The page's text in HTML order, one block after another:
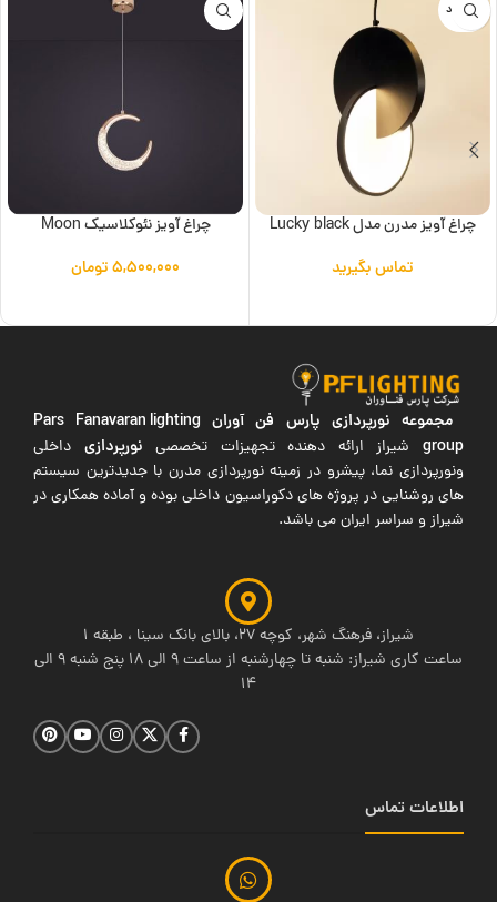
ناموجود
چراغ آویز مدرن مدل Lucky black
تماس بگیرید
چراغ آویز نئوکلاسیک Moon
۵,۵۰۰,۰۰۰تومان
مجموعه نورپردازی پارس فن آوران Pars Fanavaran lighting
groupشیراز ارائه دهنده تجهیزات تخصصی نورپردازی داخلی
ونورپردازی نما، پیشرو در زمینه نورپردازی مدرن با جدیدترین سیستم
های روشنایی در پروژه های دکوراسیون داخلی بوده و آماده همکاری در
شیراز و سراسر ایران می باشد.
شیراز، فرهنگ شهر، کوچه 27، بالای بانک سینا ، طبقه 1
ساعت کاری شیراز: شنبه تا چهارشنبه از ساعت 9 الی 18 پنج شنبه 9 الی
14
اطلاعات تماس